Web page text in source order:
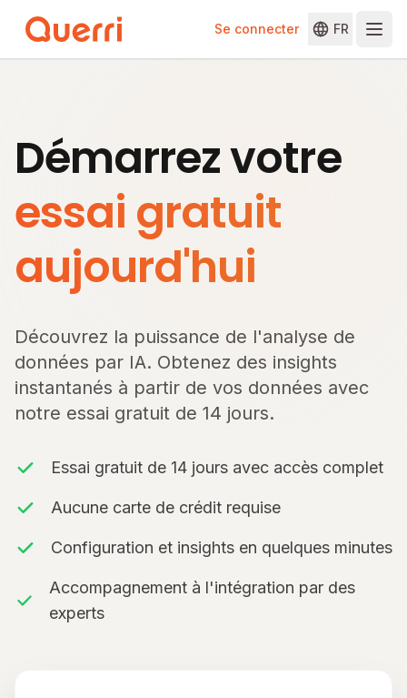
Se connecter FR
Démarrez votre
essai gratuit
aujourd'hui
Découvrez la puissance de l'analyse de
données par IA. Obtenez des insights
instantanés à partir de vos données avec
notre essai gratuit de 14 jours.
Essai gratuit de 14 jours avec accès complet
Aucune carte de crédit requise
Configuration et insights en quelques minutes
Accompagnement à l'intégration par des
experts